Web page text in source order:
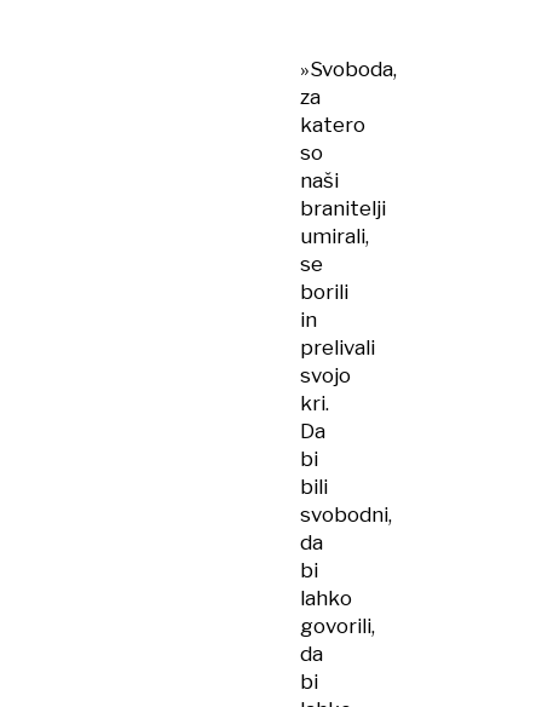
»Svoboda,
za
katero
so
naši
branitelji
umirali,
se
borili
in
prelivali
svojo
kri.
Da
bi
bili
svobodni,
da
bi
lahko
govorili,
da
bi